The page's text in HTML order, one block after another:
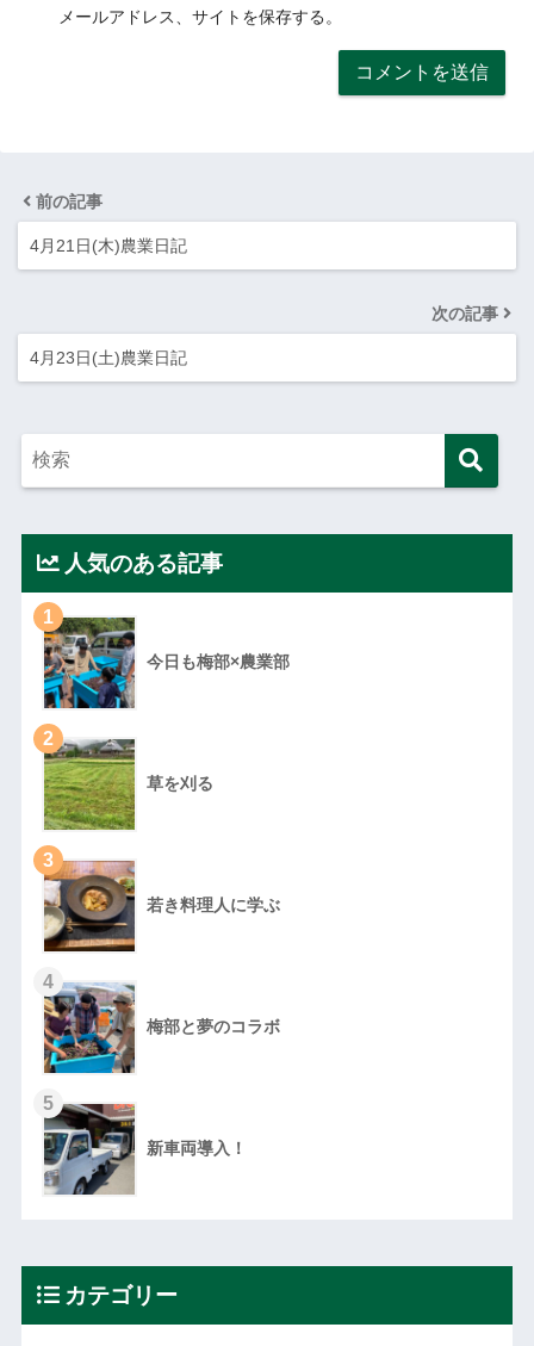
メールアドレス、サイトを保存する。
前の記事
4月21日(木)農業日記
次の記事
4月23日(土)農業日記
人気のある記事
1
今日も梅部×農業部
2
草を刈る
3
若き料理人に学ぶ
4
梅部と夢のコラボ
5
新車両導入！
カテゴリー